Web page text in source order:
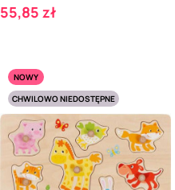
Cena
55,85 zł
NOWY
CHWILOWO NIEDOSTĘPNE